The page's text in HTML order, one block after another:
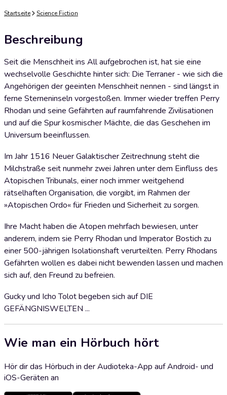
Startseite Science Fiction
Beschreibung
Seit die Menschheit ins All aufgebrochen ist, hat sie eine
wechselvolle Geschichte hinter sich: Die Terraner - wie sich die
Angehörigen der geeinten Menschheit nennen - sind längst in
ferne Sterneninseln vorgestoßen. Immer wieder treffen Perry
Rhodan und seine Gefährten auf raumfahrende Zivilisationen
und auf die Spur kosmischer Mächte, die das Geschehen im
Universum beeinflussen.
Im Jahr 1516 Neuer Galaktischer Zeitrechnung steht die
Milchstraße seit nunmehr zwei Jahren unter dem Einfluss des
Atopischen Tribunals, einer noch immer weitgehend
rätselhaften Organisation, die vorgibt, im Rahmen der
»Atopischen Ordo« für Frieden und Sicherheit zu sorgen.
Ihre Macht haben die Atopen mehrfach bewiesen, unter
anderem, indem sie Perry Rhodan und Imperator Bostich zu
einer 500-jährigen Isolationshaft verurteilten. Perry Rhodans
Gefährten wollen es dabei nicht bewenden lassen und machen
sich auf, den Freund zu befreien.
Gucky und Icho Tolot begeben sich auf DIE
GEFÄNGNISWELTEN ...
Wie man ein Hörbuch hört
Hör dir das Hörbuch in der Audioteka-App auf Android- und
iOS-Geräten an